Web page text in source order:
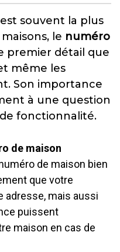
souvent la plus
le numéro
premier détail que
même les
Son importance
à une question
de fonctionnalité.
de maison
de maison bien
que votre
adresse, mais aussi
puissent
maison en cas de